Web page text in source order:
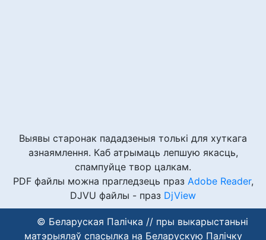
Выявы старонак пададзеныя толькі для хуткага
азнаямлення. Каб атрымаць лепшую якасць,
спампуйце твор цалкам.
PDF файлы можна прагледзець праз Adobe Reader,
DJVU файлы - праз DjView
© Беларуская Палічка // пры выкарыстаньні
матэрыялаў спасылка на Беларускую Палічку